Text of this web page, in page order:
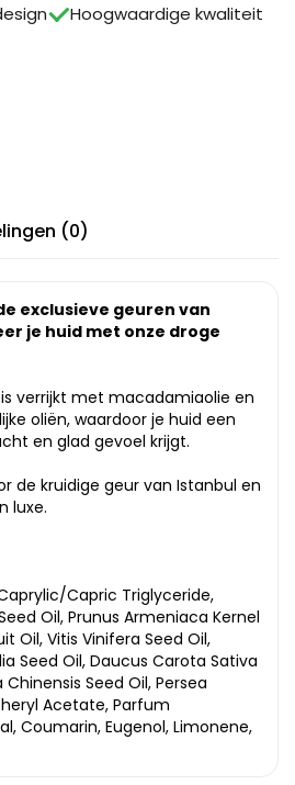
Hoogwaardige kwaliteit
(0)
exclusieve geuren van
je huid met onze droge
verrijkt met macadamiaolie en
oliën, waardoor je huid een
en glad gevoel krijgt.
de kruidige geur van Istanbul en
luxe.
Capric Triglyceride,
Oil, Prunus Armeniaca Kernel
Oil, Vitis Vinifera Seed Oil,
Seed Oil, Daucus Carota Sativa
Seed Oil, Persea
Acetate, Parfum
Coumarin, Eugenol, Limonene,